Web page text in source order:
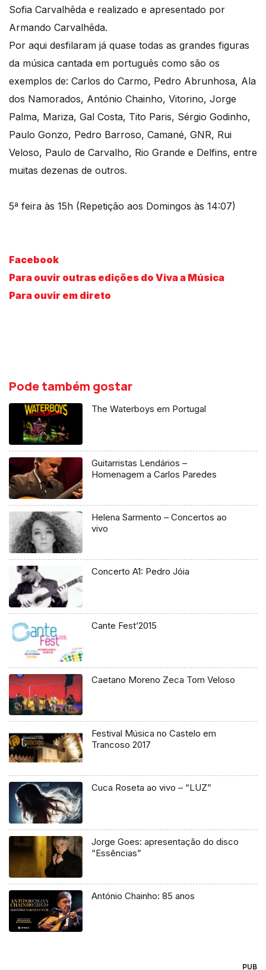
Sofia Carvalhêda e realizado e apresentado por
Armando Carvalhêda.
Por aqui desfilaram já quase todas as grandes figuras
da música cantada em português como são os
exemplos de: Carlos do Carmo, Pedro Abrunhosa, Ala
dos Namorados, António Chainho, Vitorino, Jorge
Palma, Mariza, Gal Costa, Tito Paris, Sérgio Godinho,
Paulo Gonzo, Pedro Barroso, Camané, GNR, Rui
Veloso, Paulo de Carvalho, Rio Grande e Delfins, entre
muitas dezenas de outros.
5ª feira às 15h (Repetição aos Domingos às 14:07)
Facebook
Para ouvir outras edições do Viva a Música
Para ouvir em direto
Pode também gostar
The Waterboys em Portugal
Guitarristas Lendários –
Homenagem a Carlos Paredes
Helena Sarmento – Concertos ao
vivo
Concerto A1: Pedro Jóia
Cante Fest’2015
Caetano Moreno Zeca Tom Veloso
Festival Música no Castelo em
Trancoso 2017
Cuca Roseta ao vivo – “LUZ”
Jorge Goes: apresentação do disco
“Essências”
António Chainho: 85 anos
PUB